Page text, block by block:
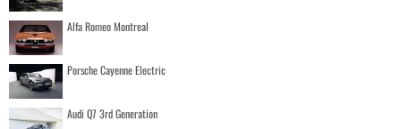
Alfa Romeo Montreal
Porsche Cayenne Electric
Audi Q7 3rd Generation